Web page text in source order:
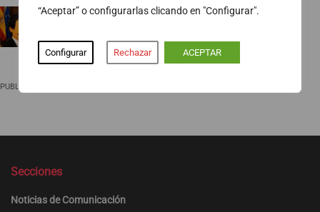
“Aceptar” o configurarlas clicando en "Configurar".
Configurar Rechazar ACEPTAR
Ropa para socialistas
PUBLICIDAD
Secciones
Noticias de Comunicación